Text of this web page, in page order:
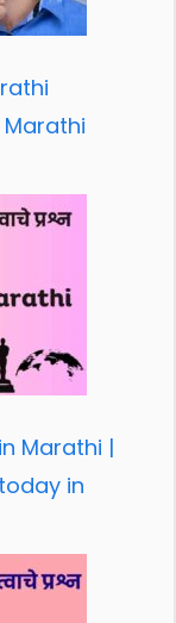
Marathi |
in